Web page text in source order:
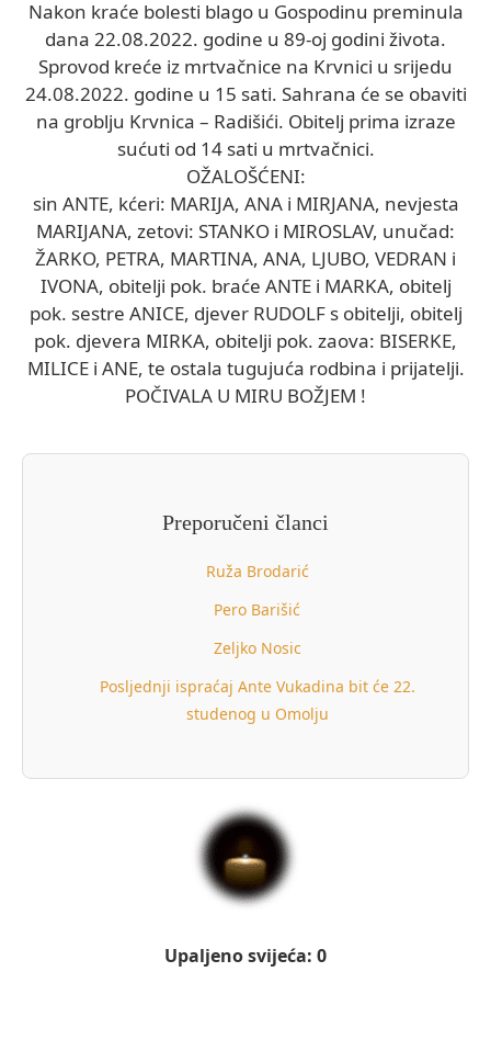
Nakon kraće bolesti blago u Gospodinu preminula
dana 22.08.2022. godine u 89-oj godini života.
Sprovod kreće iz mrtvačnice na Krvnici u srijedu
24.08.2022. godine u 15 sati. Sahrana će se obaviti
na groblju Krvnica – Radišići. Obitelj prima izraze
sućuti od 14 sati u mrtvačnici.
OŽALOŠĆENI:
sin ANTE, kćeri: MARIJA, ANA i MIRJANA, nevjesta
MARIJANA, zetovi: STANKO i MIROSLAV, unučad:
ŽARKO, PETRA, MARTINA, ANA, LJUBO, VEDRAN i
IVONA, obitelji pok. braće ANTE i MARKA, obitelj
pok. sestre ANICE, djever RUDOLF s obitelji, obitelj
pok. djevera MIRKA, obitelji pok. zaova: BISERKE,
MILICE i ANE, te ostala tugujuća rodbina i prijatelji.
POČIVALA U MIRU BOŽJEM !
Preporučeni članci
Ruža Brodarić
Pero Barišić
Zeljko Nosic
Posljednji ispraćaj Ante Vukadina bit će 22.
studenog u Omolju
Upaljeno svijeća: 0